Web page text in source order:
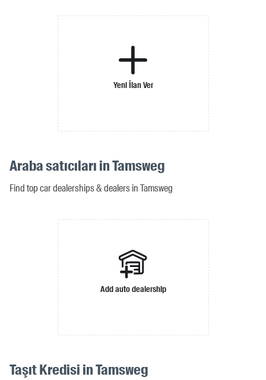
Yeni İlan Ver
Araba satıcıları in Tamsweg
Find top car dealerships & dealers in Tamsweg
Add auto dealership
Taşıt Kredisi in Tamsweg